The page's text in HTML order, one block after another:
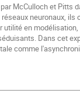
McCulloch et Pitts
neuronaux,
utilité en
Dans cet
comme